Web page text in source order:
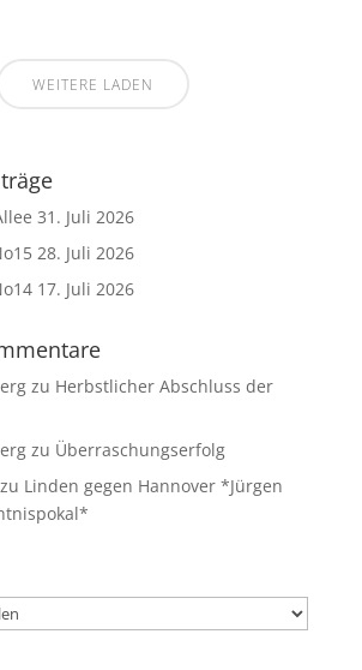
WEITERE LADEN
31. Juli 2026
28. Juli 2026
17. Juli 2026
zu Herbstlicher Abschluss der
zu Überraschungserfolg
Linden gegen Hannover *Jürgen